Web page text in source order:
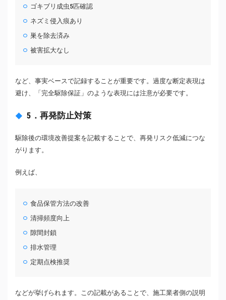
ゴキブリ成虫5匹確認
ネズミ侵入痕あり
巣を除去済み
被害拡大なし
など、事実ベースで記録することが重要です。過度な断定表現は
避け、「完全駆除保証」のような表現には注意が必要です。
5．再発防止対策
駆除後の環境改善提案を記載することで、再発リスク低減につな
がります。
例えば、
食品保管方法の改善
清掃頻度向上
隙間封鎖
排水管理
定期点検推奨
などが挙げられます。この記載があることで、施工業者側の説明